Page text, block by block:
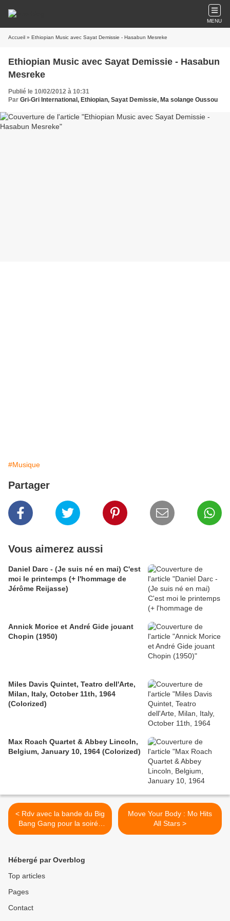
MENU
Accueil » Ethiopian Music avec Sayat Demissie - Hasabun Mesreke
Ethiopian Music avec Sayat Demissie - Hasabun
Mesreke
Publié le 10/02/2012 à 10:31
Par Gri-Gri International, Ethiopian, Sayat Demissie, Ma solange Oussou
#Musique
Partager
Vous aimerez aussi
Daniel Darc - (Je suis né en mai) C'est
moi le printemps (+ l'hommage de
Jérôme Reijasse)
Annick Morice et André Gide jouant
Chopin (1950)
Miles Davis Quintet, Teatro dell'Arte,
Milan, Italy, October 11th, 1964
(Colorized)
Max Roach Quartet & Abbey Lincoln,
Belgium, January 10, 1964 (Colorized)
< Rdv avec la bande du Big
Bang Gang pour la soirée
underground de XULY.BËt
Move Your Body : Mo Hits
All Stars >
Hébergé par Overblog
Top articles
Pages
Contact